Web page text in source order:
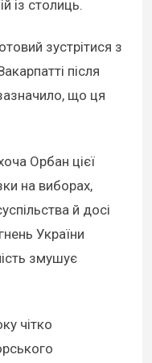
із столиць.
зустрітися з
після
що ця
Орбан цієї
на виборах,
й досі
України
змушує
чітко